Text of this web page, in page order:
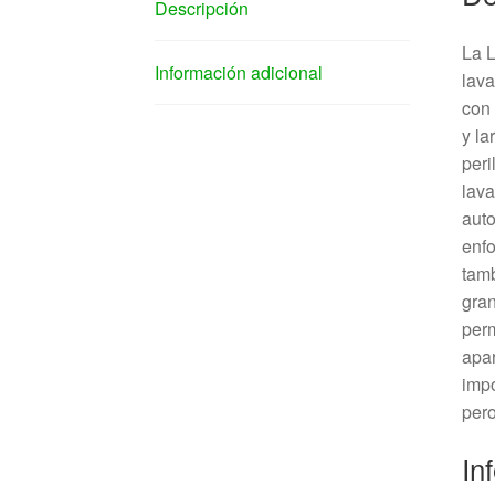
Descripción
Información adicional
La
con
y